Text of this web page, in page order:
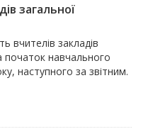
загальної
вчителів закладів
початок навчального
наступного за звітним.